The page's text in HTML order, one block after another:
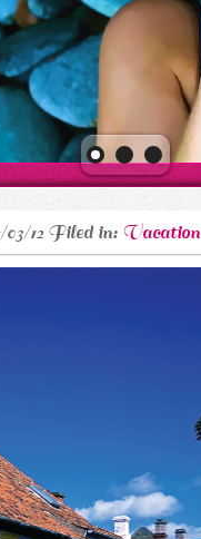
03/12 Filed in: Vacation